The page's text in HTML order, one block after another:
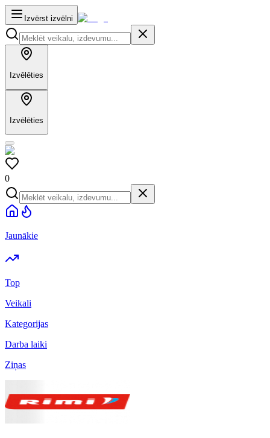
Izvērst izvēlni
Izvēlēties
Izvēlēties
0
Jaunākie
Top
Veikali
Kategorijas
Darba laiki
Ziņas